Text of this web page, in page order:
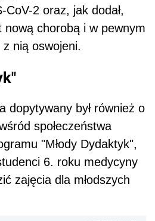
CoV-2 oraz, jak dodał,
nową chorobą i w pewnym
nią oswojeni.
dopytywany był również o
społeczeństwa
"Młody Dydaktyk",
6. roku medycyny
zajęcia dla młodszych